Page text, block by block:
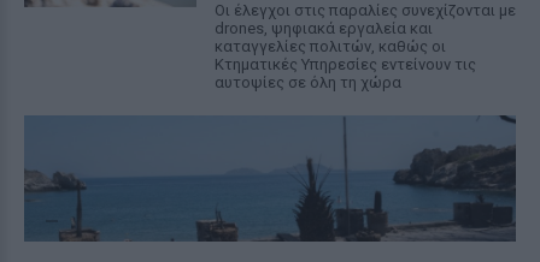
Οι έλεγχοι στις παραλίες συνεχίζονται με
drones, ψηφιακά εργαλεία και
καταγγελίες πολιτών, καθώς οι
Κτηματικές Υπηρεσίες εντείνουν τις
αυτοψίες σε όλη τη χώρα